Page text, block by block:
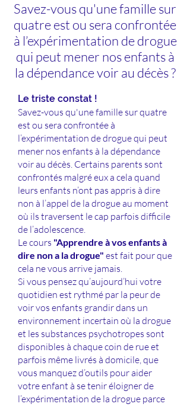
Le triste constat !
Savez-vous qu'une famille sur quatre
est ou sera confrontée à
l’expérimentation de drogue qui peut
mener nos enfants à la dépendance
voir au décès. Certains parents sont
confrontés malgré eux a cela quand
leurs enfants n’ont pas appris à dire
non à l’appel de la drogue au moment
où ils traversent le cap parfois difficile
de l’adolescence.
Le cours "Apprendre à vos enfants à
dire non a la drogue" est fait pour que
cela ne vous arrive jamais.
Si vous pensez qu’aujourd’hui votre
quotidien est rythmé par la peur de
voir vos enfants grandir dans un
environnement incertain où la drogue
et les substances psychotropes sont
disponibles à chaque coin de rue et
parfois même livrés à domicile, que
vous manquez d’outils pour aider
votre enfant à se tenir éloigner de
l’expérimentation de la drogue parce
Savez-vous qu'une famille sur
quatre est ou sera confrontée
à l’expérimentation de drogue
qui peut mener nos enfants à
la dépendance voir au décès ?